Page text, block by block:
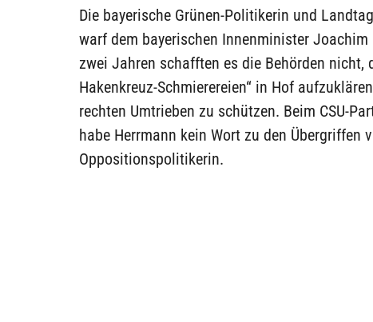
Die bayerische Grünen-Politikerin und
warf dem bayerischen Innenminister Joachim
zwei Jahren schafften es die Behörden nicht,
Hakenkreuz-Schmierereien“ in Hof
rechten Umtrieben zu schützen. Beim CSU-
habe Herrmann kein Wort zu den Übergriffen
Oppositionspolitikerin.